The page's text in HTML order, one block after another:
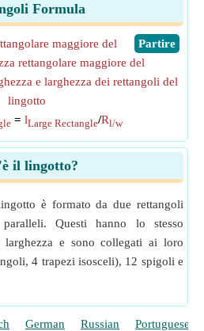
Formula
​Partire
maggiore del
rettangolare maggiore del
e larghezza dei rettangoli del
lingotto
= lLarge Rectangle/Rl/w
il lingotto?
è formato da due rettangoli
Questi hanno lo stesso
larghezza e sono collegati ai loro
4 trapezi isosceli), 12 spigoli e
German Russian Portuguese